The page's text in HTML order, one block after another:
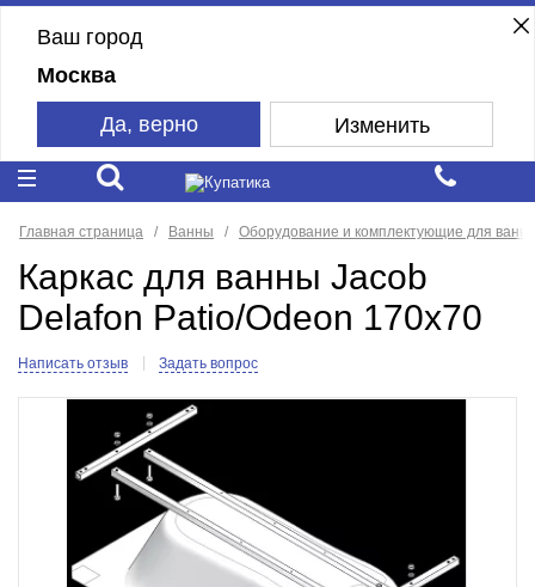
Ваш город
Москва
Да, верно Изменить
Главная страница Ванны Оборудование и комплектующие для ванн
Каркас для ванны Jacob
Delafon Patio/Odeon 170x70
Написать отзыв Задать вопрос